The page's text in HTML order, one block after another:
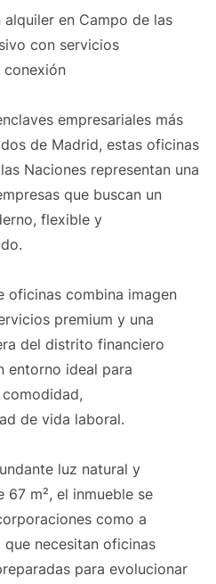
en Campo de las
con servicios
empresariales más
de Madrid, estas oficinas
Naciones representan una
que buscan un
flexible y
oficinas combina imagen
premium y una
del distrito financiero
entorno ideal para
de vida laboral.
luz natural y
m², el inmueble se
como a
necesitan oficinas
para evolucionar